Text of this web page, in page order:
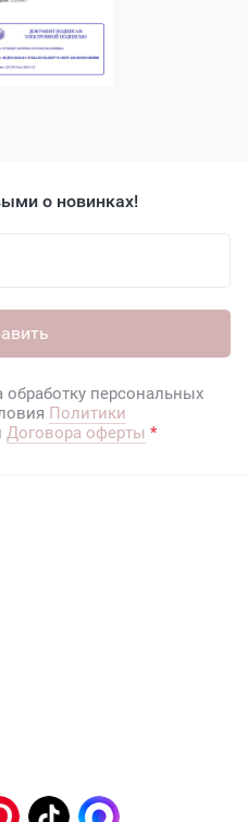
о новинках!
персональных
Политики
Договора оферты *